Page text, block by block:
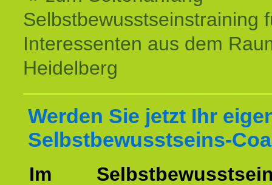
Selbstbewusstseinstraining
Interessenten aus dem
Heidelberg
Werden Sie jetzt Ihr
Selbstbewusstseins-
Im